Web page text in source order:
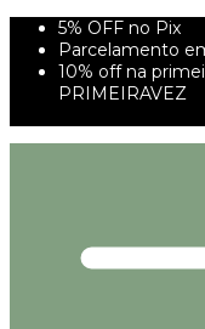
5% OFF no Pix
Parcelamento
10% off na
PRIMEIRAVEZ